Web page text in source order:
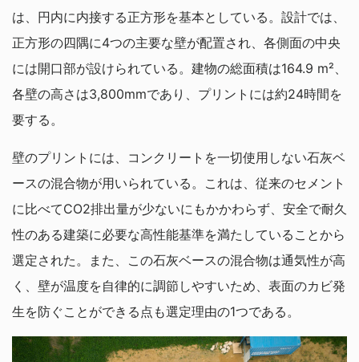
は、円内に内接する正方形を基本としている。設計では、
正方形の四隅に4つの主要な壁が配置され、各側面の中央
には開口部が設けられている。建物の総面積は164.9 m²、
各壁の高さは3,800mmであり、プリントには約24時間を
要する。
壁のプリントには、コンクリートを一切使用しない石灰ベ
ースの混合物が用いられている。これは、従来のセメント
に比べてCO2排出量が少ないにもかかわらず、安全で耐久
性のある建築に必要な高性能基準を満たしていることから
選定された。また、この石灰ベースの混合物は通気性が高
く、壁が温度を自律的に調節しやすいため、表面のカビ発
生を防ぐことができる点も選定理由の1つである。